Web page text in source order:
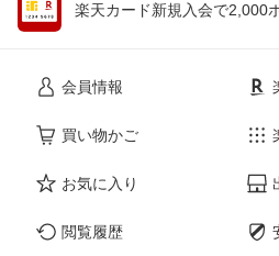
楽天カード新規入会で2,000
会員情報
買い物かご
お気に入り
閲覧履歴